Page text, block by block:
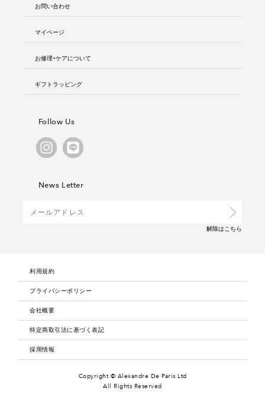
お問い合わせ
マイページ
お修理・ケアについて
ギフトラッピング
Follow Us
News Letter
解除は こちら
利用規約
プライバシーポリシー
会社概要
特定商取引法に基づく表記
採用情報
Copyright © Alexandre De Paris Ltd
All Rights Reserved